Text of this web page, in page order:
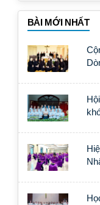
BÀI MỚI NHẤT